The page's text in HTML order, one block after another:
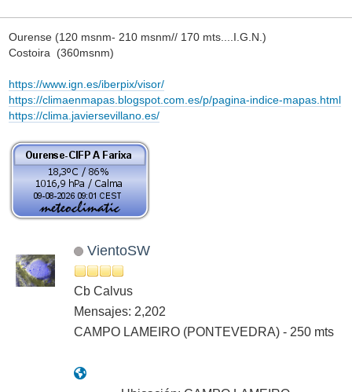
Ourense (120 msnm- 210 msnm// 170 mts....I.G.N.)
Costoira (360msnm)
https://www.ign.es/iberpix/visor/
https://climaenmapas.blogspot.com.es/p/pagina-indice-mapas.html
https://clima.javiersevillano.es/
VientoSW
Cb Calvus
Mensajes: 2,202
CAMPO LAMEIRO (PONTEVEDRA) - 250 mts